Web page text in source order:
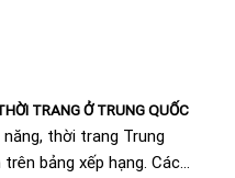
TRANG Ở TRUNG QUỐC
thời trang Trung
bảng xếp hạng. Các